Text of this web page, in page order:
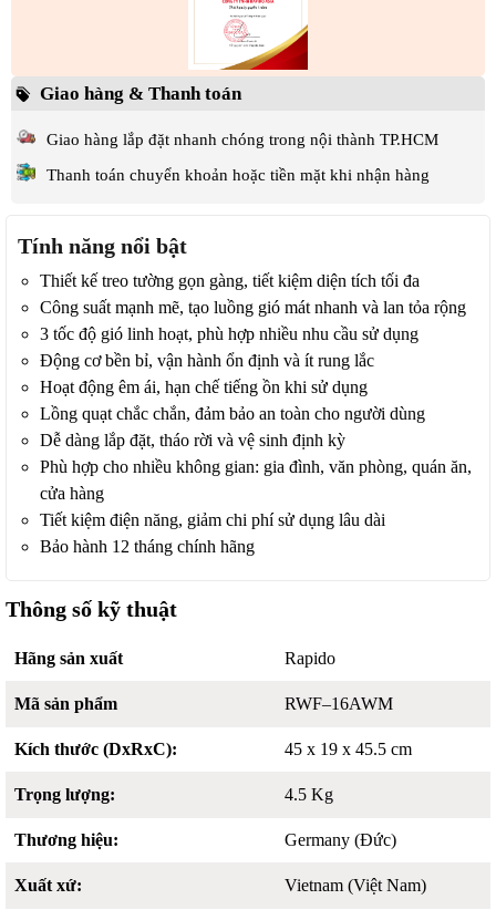
Giao hàng & Thanh toán
Giao hàng lắp đặt nhanh chóng trong nội thành TP.HCM
Thanh toán chuyển khoản hoặc tiền mặt khi nhận hàng
Tính năng nổi bật
Thiết kế treo tường gọn gàng, tiết kiệm diện tích tối đa
Công suất mạnh mẽ, tạo luồng gió mát nhanh và lan tỏa rộng
3 tốc độ gió linh hoạt, phù hợp nhiều nhu cầu sử dụng
Động cơ bền bỉ, vận hành ổn định và ít rung lắc
Hoạt động êm ái, hạn chế tiếng ồn khi sử dụng
Lồng quạt chắc chắn, đảm bảo an toàn cho người dùng
Dễ dàng lắp đặt, tháo rời và vệ sinh định kỳ
Phù hợp cho nhiều không gian: gia đình, văn phòng, quán ăn,
cửa hàng
Tiết kiệm điện năng, giảm chi phí sử dụng lâu dài
Bảo hành 12 tháng chính hãng
Thông số kỹ thuật
Hãng sản xuất Rapido
Mã sản phẩm RWF–16AWM
Kích thước (DxRxC): 45 x 19 x 45.5 cm
Trọng lượng: 4.5 Kg
Thương hiệu: Germany (Đức)
Xuất xứ: Vietnam (Việt Nam)